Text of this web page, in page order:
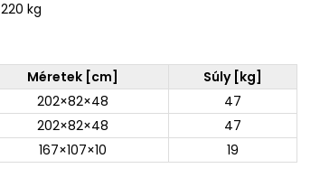
kg
Méretek [cm]
Súly [kg]
202×82×48
47
202×82×48
47
167×107×10 19